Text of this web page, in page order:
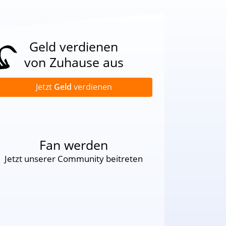
Geld verdienen
von Zuhause aus
Jetzt Geld verdienen
Fan werden
Jetzt unserer Community beitreten